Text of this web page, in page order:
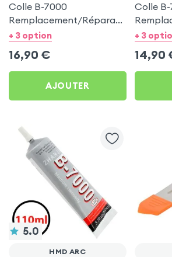
Colle B-7000
Remplacement/Réparation
LCD, Vitre et Châssis - 50
+ 3 option
16,90 €
AJOUTER
Colle
LCD,
+ 3
14,90
5.0
HMD ARC